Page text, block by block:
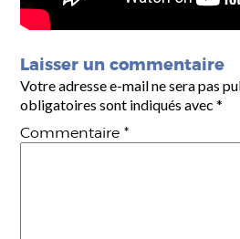
Laisser un commentaire
Votre adresse e-mail ne sera pas
obligatoires sont indiqués avec*
Commentaire*